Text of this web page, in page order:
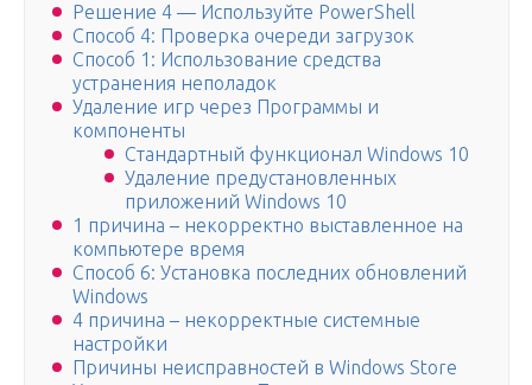
Решение 4 — Используйте PowerShell
Способ 4: Проверка очереди загрузок
Способ 1: Использование средства
устранения неполадок
Удаление игр через Программы и
компоненты
Стандартный функционал Windows 10
Удаление предустановленных
приложений Windows 10
1 причина – некорректно выставленное на
компьютере время
Способ 6: Установка последних обновлений
Windows
4 причина – некорректные системные
настройки
Причины неисправностей в Windows Store